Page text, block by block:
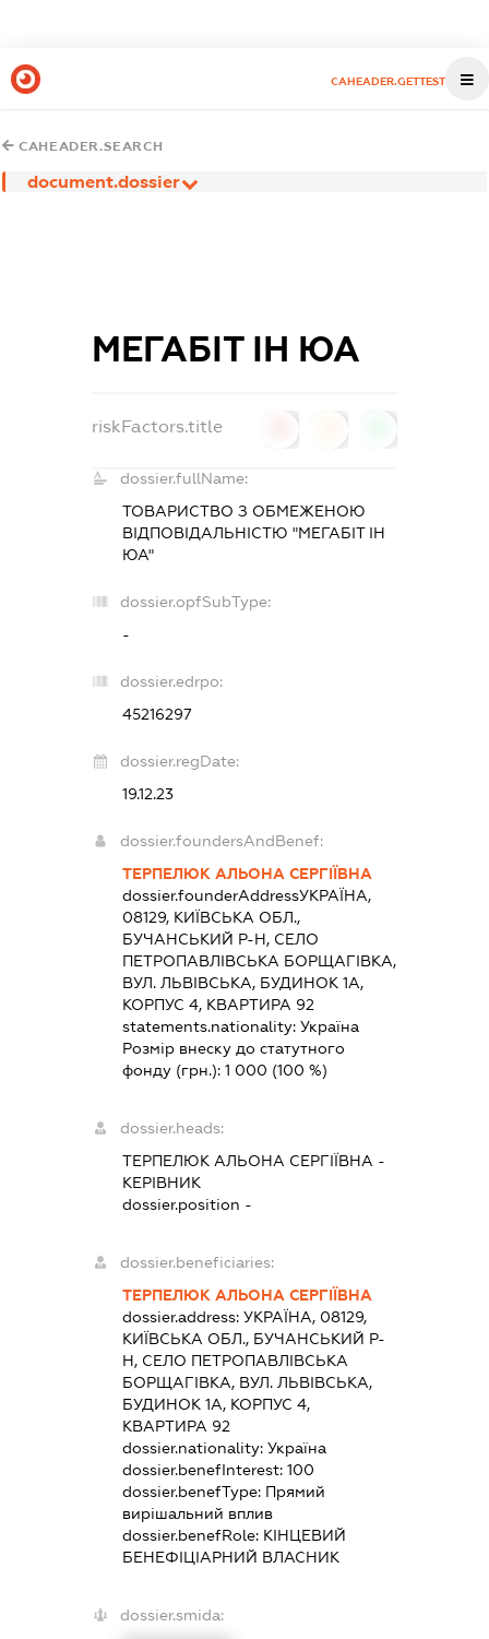
CAHEADER.GETTEST
CAHEADER.SEARCH
document.dossier
МЕГАБІТ ІН ЮА
riskFactors.title
dossier.fullName:
ТОВАРИСТВО З ОБМЕЖЕНОЮ
ВІДПОВІДАЛЬНІСТЮ "МЕГАБІТ ІН
ЮА"
dossier.opfSubType:
-
dossier.edrpo:
45216297
dossier.regDate:
19.12.23
dossier.foundersAndBenef:
ТЕРПЕЛЮК АЛЬОНА СЕРГІЇВНА
dossier.founderAddressУКРАЇНА,
08129, КИЇВСЬКА ОБЛ.,
БУЧАНСЬКИЙ Р-Н, СЕЛО
ПЕТРОПАВЛІВСЬКА БОРЩАГІВКА,
ВУЛ. ЛЬВІВСЬКА, БУДИНОК 1А,
КОРПУС 4, КВАРТИРА 92
statements.nationality:Україна
Розмір внеску до статутного
фонду (грн.):1 000 (100 %)
dossier.heads:
ТЕРПЕЛЮК АЛЬОНА СЕРГІЇВНА -
КЕРІВНИК
dossier.position -
dossier.beneficiaries:
ТЕРПЕЛЮК АЛЬОНА СЕРГІЇВНА
dossier.address:УКРАЇНА, 08129,
КИЇВСЬКА ОБЛ., БУЧАНСЬКИЙ Р-
Н, СЕЛО ПЕТРОПАВЛІВСЬКА
БОРЩАГІВКА, ВУЛ. ЛЬВІВСЬКА,
БУДИНОК 1А, КОРПУС 4,
КВАРТИРА 92
dossier.nationality:Україна
dossier.benefInterest:100
dossier.benefType: Прямий
вирішальний вплив
dossier.benefRole: КІНЦЕВИЙ
БЕНЕФІЦІАРНИЙ ВЛАСНИК
dossier.smida: